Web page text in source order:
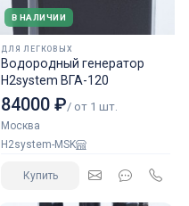
В НАЛИЧИИ
ДЛЯ ЛЕГКОВЫХ
Водородный генератор
H2system ВГА-120
84000 ₽/ от 1 шт.
Москва
H2system-MSK
Купить